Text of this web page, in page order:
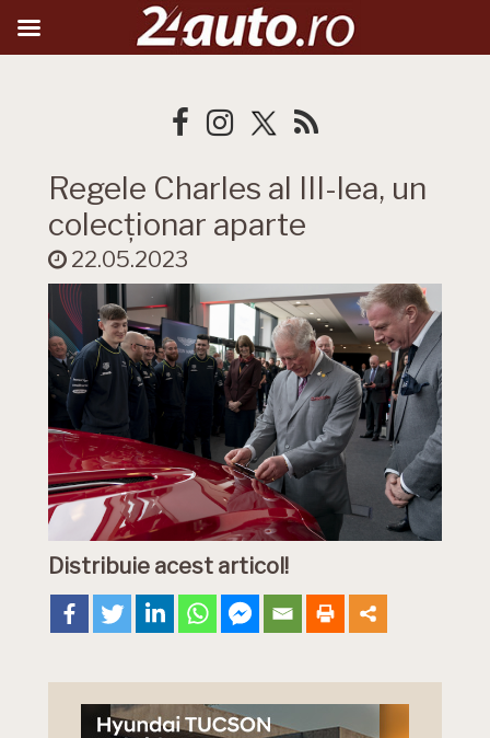
Regele Charles al III-lea, un
colecționar aparte
22.05.2023
Distribuie acest articol!